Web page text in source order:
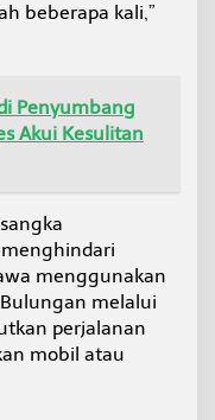
beberapa kali,”
Penyumbang
Akui Kesulitan
menggunakan
melalui
perjalanan
mobil atau